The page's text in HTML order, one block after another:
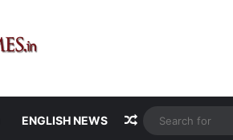
ENGLISH NEWS Random Article